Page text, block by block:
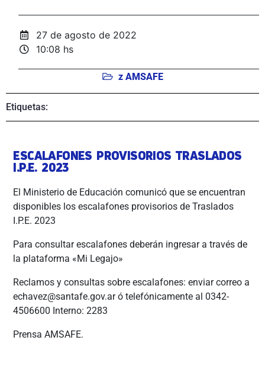
27 de agosto de 2022
10:08 hs
z AMSAFE
Etiquetas:
ESCALAFONES PROVISORIOS TRASLADOS
I.P.E. 2023
El Ministerio de Educación comunicó que se encuentran
disponibles los escalafones provisorios de Traslados
I.P.E. 2023
Para consultar escalafones deberán ingresar a través de
la plataforma «Mi Legajo»
Reclamos y consultas sobre escalafones: enviar correo a
echavez@santafe.gov.ar ó telefónicamente al 0342-
4506600 Interno: 2283
Prensa AMSAFE.